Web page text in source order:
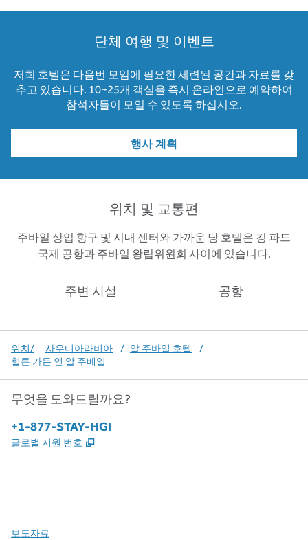
단체 여행 및 이벤트
저희 호텔은 다음번 모임에 필요한 세련된 공간과 자료를 갖
추고 있습니다. 10~25개 객실을 즉시 온라인으로 예약하여
참석자들이 모일 수 있도록 하십시오.
행사 계획
위치 및 교통편
주바일 상업 항구 및 시내 센터와 가까운 당 호텔은 킹 파드
국제 공항과 주바일 왕립위원회 사이에 있습니다.
주변 시설 공항
위치/ 사우디아라비아 / 알 주바일 호텔
/
힐튼 가든 인 알 주베일
무엇을 도와드릴까요?
전화:
+1-877-STAY-HGI
글로벌 지원 번호 ,
보도자료